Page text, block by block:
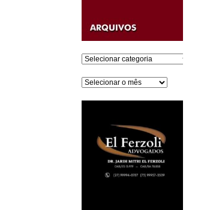
Categorias
Arquivos